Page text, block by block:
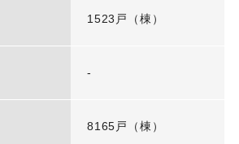
1523戸（棟）
-
8165戸（棟）